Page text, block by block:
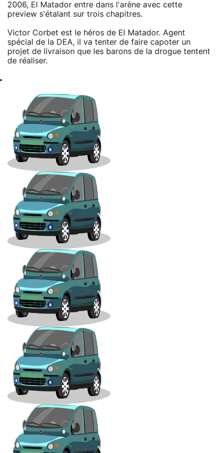
2006, El Matador entre dans l'arène avec cette
preview s'étalant sur trois chapitres.
Victor Corbet est le héros de El Matador. Agent
spécial de la DEA, il va tenter de faire capoter un
projet de livraison que les barons de la drogue tentent
de réaliser.